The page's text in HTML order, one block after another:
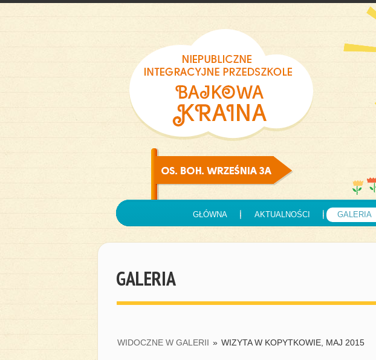
GŁÓWNA AKTUALNOŚCI GALERIA
GALERIA
WIDOCZNE W GALERII » WIZYTA W KOPYTKOWIE, MAJ 2015